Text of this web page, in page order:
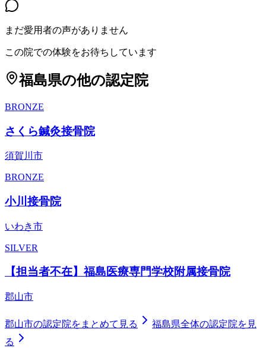
まだ愛用者の声がありません
この院での体験をお待ちしています
福島県の他の認定院
BRONZE
さくら鍼灸接骨院
須賀川市
BRONZE
小川接骨院
いわき市
SILVER
【担当者不在】福島医療専門学校附属接骨院
郡山市
郡山市の認定院をまとめて見る 福島県全体の認定院を見
る